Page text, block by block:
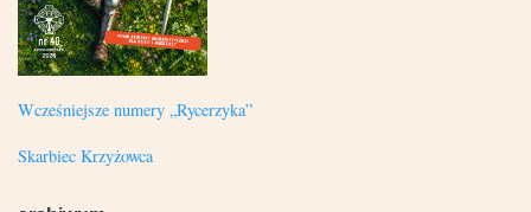
Wcześniejsze numery „Rycerzyka”
Skarbiec Krzyżowca